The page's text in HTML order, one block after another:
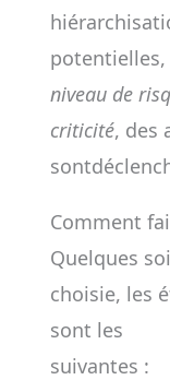
potentielles,
niveau de
criticité, des
Comment
Quelques
choisie, les
sont les
suivantes :